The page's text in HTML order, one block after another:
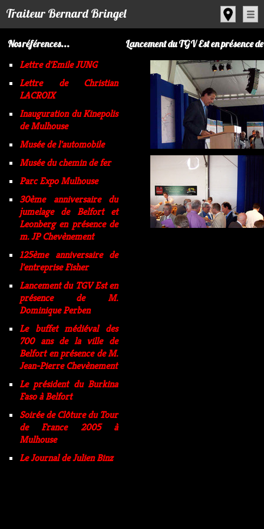
Traiteur Bernard Bringel
Nos références...
Lettre d'Emile JUNG
Lettre de Christian
LACROIX
Inauguration du Kinepolis
de Mulhouse
Musée de l'automobile
Musée du chemin de fer
Parc Expo Mulhouse
30ème anniversaire du
jumelage de Belfort et
Leonberg en présence de
m. JP Chevènement
125ème anniversaire de
l'entreprise Fisher
Lancement du TGV Est en
présence de M.
Dominique Perben
Le buffet médiéval des
700 ans de la ville de
Belfort en présence de M.
Jean-Pierre Chevènement
Le président du Burkina
Faso à Belfort
Soirée de Clôture du Tour
de France 2005 à
Mulhouse
Le Journal de Julien Binz
Lancement du TGV Est en présence
Panneau de gestion des cookies